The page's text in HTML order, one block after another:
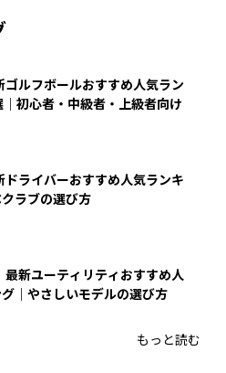
ゴルフボールおすすめ人気ラン
初心者・中級者・上級者向け
ドライバーおすすめ人気ランキ
ラブの選び方
最新ユーティリティおすすめ人
｜やさしいモデルの選び方
もっと読む